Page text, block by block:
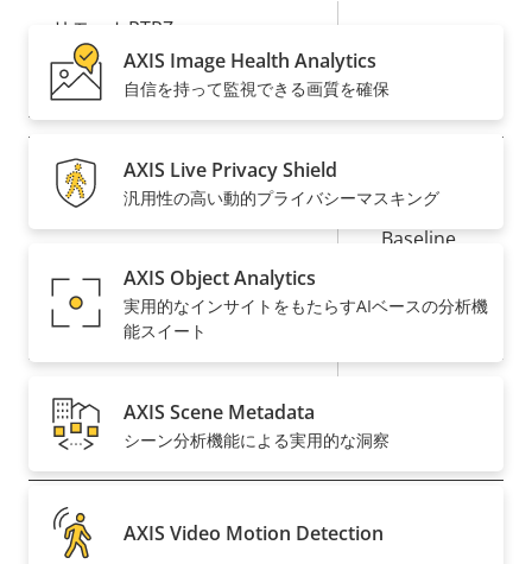
プ
ロ
パ
テ
の
説
プ
ロ
パ
ィ
値
リモートPTRZ
圧縮
プ
ロ
パ
ィ
の
説
明
プ
ロ
パ
テ
ィ
値
Zipstream
Baseline,
H.265
音声
プ
ロ
音声サポート
AXIS Image Health Analytics
自信を持って監視できる画質を確保
AXIS Live Privacy Shield
汎用性の高い動的プライバシーマスキング
AXIS Object Analytics
実用的なインサイトをもたらすAIベースの分析機
能スイート
AXIS Scene Metadata
シーン分析機能による実用的な洞察
AXIS Video Motion Detection